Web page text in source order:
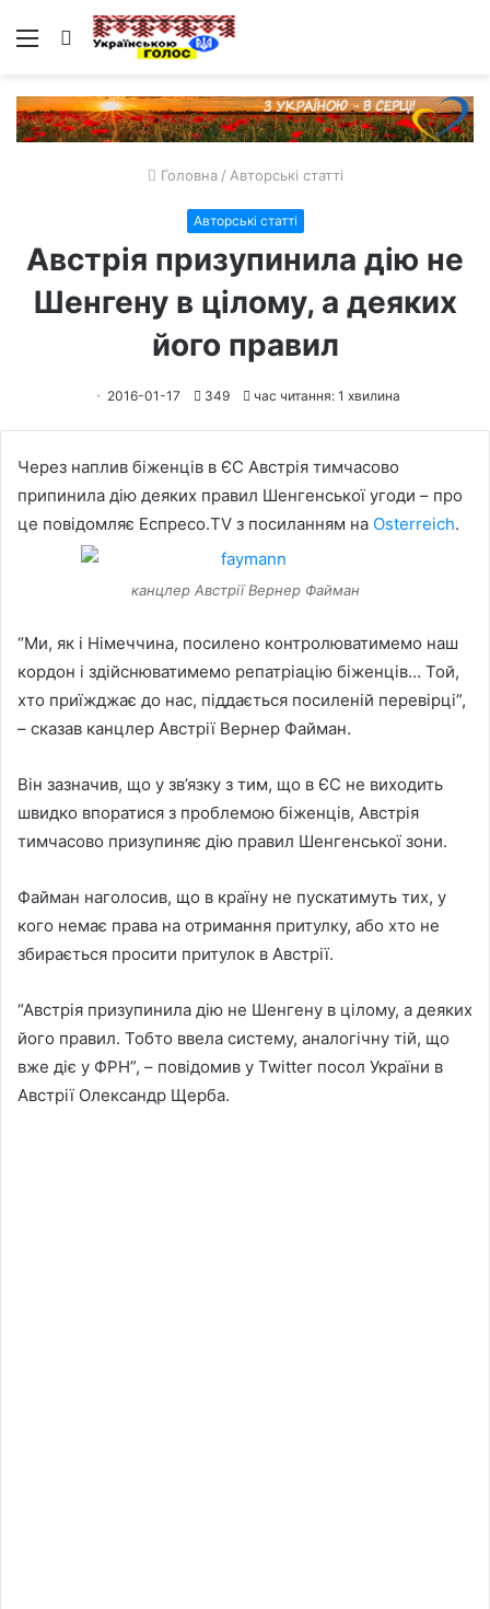
Меню Пошук
Головна / Авторські статті
Авторські статті
Австрія призупинила дію не
Шенгену в цілому, а деяких
його правил
2016-01-17 349 час читання: 1 хвилина
Через наплив біженців в ЄС Австрія тимчасово
припинила дію деяких правил Шенгенської угоди – про
це повідомляє Еспресо.TV з посиланням на Osterreich.
канцлер Австрії Вернер Файман
“Ми, як і Німеччина, посилено контролюватимемо наш
кордон і здійснюватимемо репатріацію біженців… Той,
хто приїжджає до нас, піддається посиленій перевірці”,
– сказав канцлер Австрії Вернер Файман.
Він зазначив, що у зв’язку з тим, що в ЄС не виходить
швидко впоратися з проблемою біженців, Австрія
тимчасово призупиняє дію правил Шенгенської зони.
Файман наголосив, що в країну не пускатимуть тих, у
кого немає права на отримання притулку, або хто не
збирається просити притулок в Австрії.
“Австрія призупинила дію не Шенгену в цілому, а деяких
його правил. Тобто ввела систему, аналогічну тій, що
вже діє у ФРН”, – повідомив у Twitter посол України в
Австрії Олександр Щерба.